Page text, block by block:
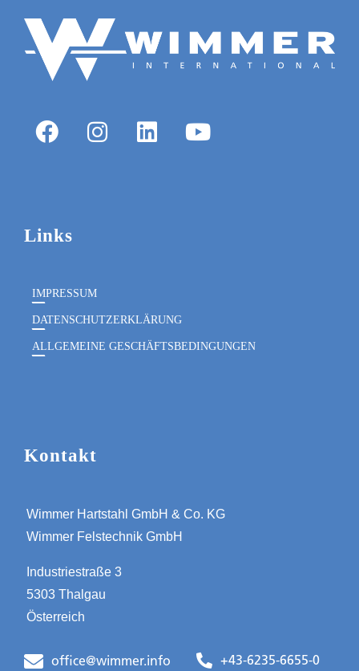
Links
IMPRESSUM
DATENSCHUTZERKLÄRUNG
ALLGEMEINE GESCHÄFTSBEDINGUNGEN
Kontakt
Wimmer Hartstahl GmbH & Co. KG
Wimmer Felstechnik GmbH
Industriestraße 3
5303 Thalgau
Österreich
office@wimmer.info +43-6235-6655-0